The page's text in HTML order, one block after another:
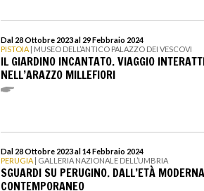
Dal 28 Ottobre 2023 al 29 Febbraio 2024
PISTOIA | MUSEO DELL’ANTICO PALAZZO DEI VESCOVI
IL GIARDINO INCANTATO. VIAGGIO
NELL’ARAZZO MILLEFIORI
Dal 28 Ottobre 2023 al 14 Febbraio 2024
PERUGIA | GALLERIA NAZIONALE DELL’UMBRIA
SGUARDI SU PERUGINO. DALL’ETÀ
CONTEMPORANEO